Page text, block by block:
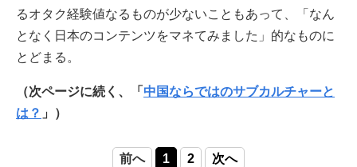
るオタク経験値なるものが少ないこともあって、「なん
となく日本のコンテンツをマネてみました」的なものに
とどまる。
（次ページに続く、「 中国ならではのサブカルチャーと
は？ 」）
前へ 1 2 次へ